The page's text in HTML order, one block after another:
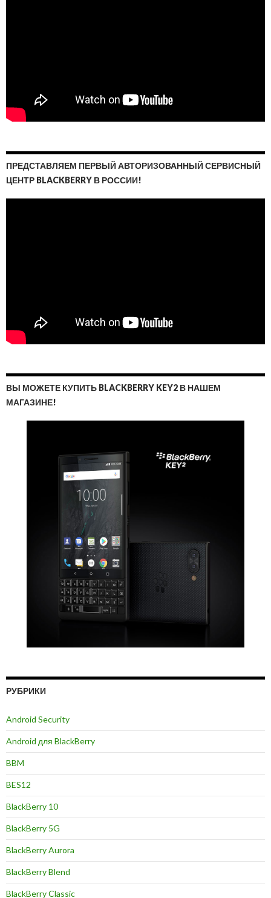
ПРЕДСТАВЛЯЕМ ПЕРВЫЙ АВТОРИЗОВАННЫЙ СЕРВИСНЫЙ
ЦЕНТР BLACKBERRY В РОССИИ!
ВЫ МОЖЕТЕ КУПИТЬ BLACKBERRY KEY2 В НАШЕМ
МАГАЗИНЕ!
РУБРИКИ
Android Security
Android для BlackBerry
BBM
BES12
BlackBerry 10
BlackBerry 5G
BlackBerry Aurora
BlackBerry Blend
BlackBerry Classic